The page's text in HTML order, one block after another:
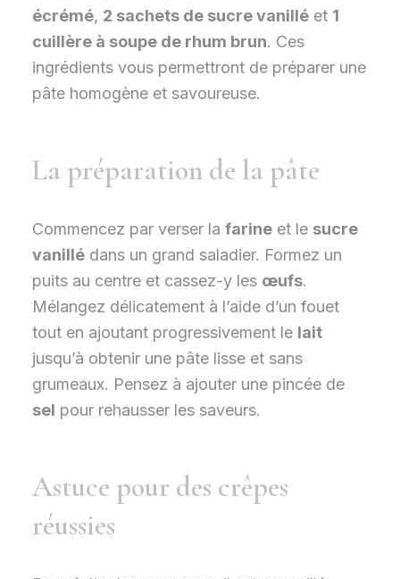
écrémé, 2 sachets de sucre vanilléet 1
cuillère à soupe de rhum brun. Ces
ingrédients vous permettront de préparer une
pâte homogène et savoureuse.
La préparation de la pâte
Commencez par verser la farineet le sucre
vanillédans un grand saladier. Formez un
puits au centre et cassez-y les œufs.
Mélangez délicatement à l’aide d’un fouet
tout en ajoutant progressivement le lait
jusqu’à obtenir une pâte lisse et sans
grumeaux. Pensez à ajouter une pincée de
sel pour rehausser les saveurs.
Astuce pour des crêpes
réussies